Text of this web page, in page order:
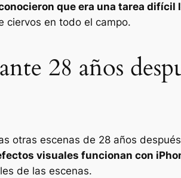
que era una tarea difícil
ciervos en todo el campo.
28 años
otras escenas de 28 años después
visuales funcionan con
de las escenas.